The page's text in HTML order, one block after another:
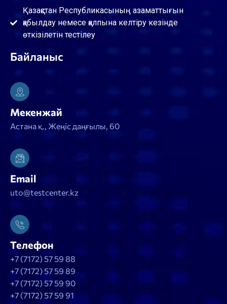
Қазақстан Республикасының азаматтығын
қабылдау немесе қалпына келтіру кезінде
өткізілетін тестілеу
Байланыс
Мекенжай
Астана қ., Жеңіс даңғылы, 60
Email
uto@testcenter.kz
Телефон
+7 (7172) 57 59 88
+7 (7172) 57 59 89
+7 (7172) 57 59 90
+7 (7172) 57 59 91